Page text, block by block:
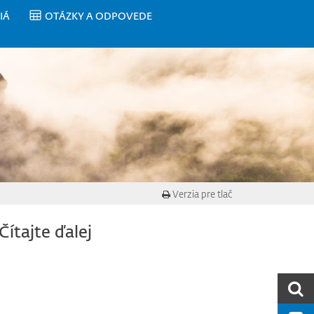
OTÁZKY A ODPOVEDE
Verzia pre tlač
ďalej